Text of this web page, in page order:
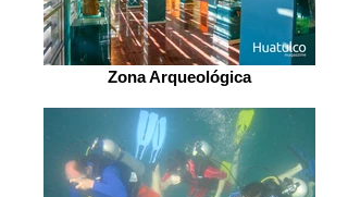
Zona Arqueológica